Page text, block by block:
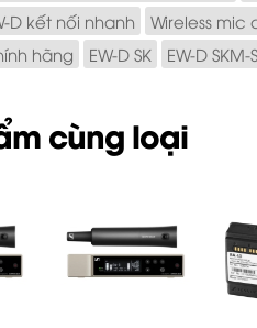
D kết nối nhanh Wireless mic
hãng
EW-D SK EW-D SKM-S
cùng loại